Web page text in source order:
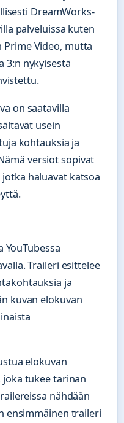
DreamWorks-
palveluissa kuten
Prime Video, mutta
3:n nykyisestä
on saatavilla
usein
kohtauksia ja
versiot sopivat
haluavat katsoa
Traileri esittelee
ja
kuvan elokuvan
elokuvan
tukee tarinan
nähdään
ensimmäinen traileri